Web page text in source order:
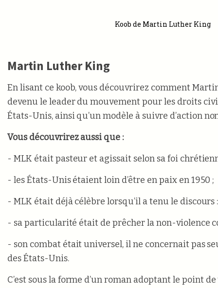
Koob de Martin Luther King
Martin Luther King
En lisant ce koob, vous découvrirez comment
devenu le leader du mouvement pour les droits
États-Unis, ainsi qu’un modèle à suivre d’action
Vous découvrirez aussi que :
- MLK était pasteur et agissait selon sa foi
- les États-Unis étaient loin d’être en paix en 1950 ;
- MLK était déjà célèbre lorsqu’il a tenu le discours :
- sa particularité était de prêcher la non-violence
- son combat était universel, il ne concernait pas
des États-Unis.
C’est sous la forme d’un roman adoptant le point